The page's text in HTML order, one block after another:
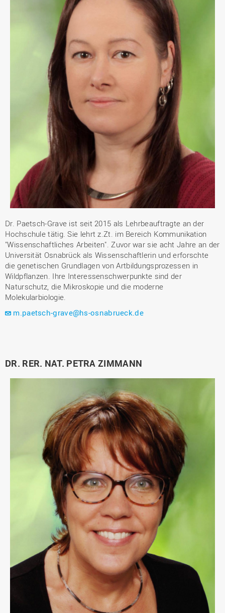
Dr. Paetsch-Grave ist seit 2015 als Lehrbeauftragte an der
Hochschule tätig. Sie lehrt z.Zt. im Bereich Kommunikation
"Wissenschaftliches Arbeiten". Zuvor war sie acht Jahre an der
Universität Osnabrück als Wissenschaftlerin und erforschte
die genetischen Grundlagen von Artbildungsprozessen in
Wildpflanzen. Ihre Interessenschwerpunkte sind der
Naturschutz, die Mikroskopie und die moderne
Molekularbiologie.
m.paetsch-grave@hs-osnabrueck.de
DR. RER. NAT. PETRA ZIMMANN